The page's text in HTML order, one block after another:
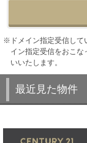
ドメイン指定受信し
イン指定受信をおこ
いいたします。
最近見た物件